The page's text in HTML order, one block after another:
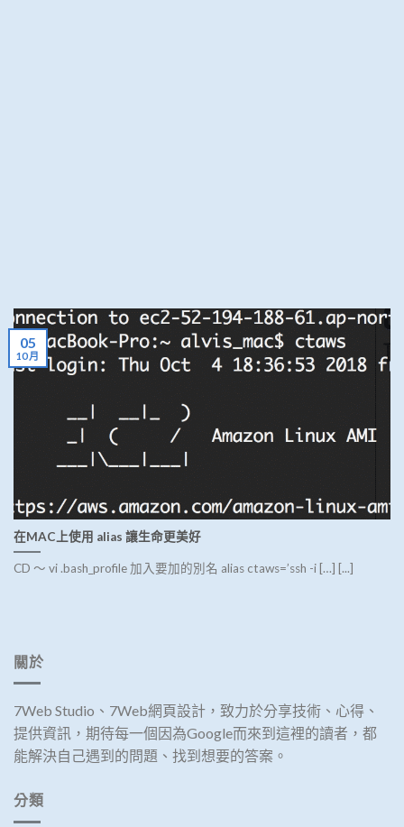
在MAC上使用 alias 讓生命更美好
CD ～ vi .bash_profile 加入要加的別名 alias ctaws=’ssh -i […] [...]
05
10 月
關於
7Web Studio、7Web網頁設計，致力於分享技術、心得、
提供資訊，期待每一個因為Google而來到這裡的讀者，都
能解決自己遇到的問題、找到想要的答案。
分類